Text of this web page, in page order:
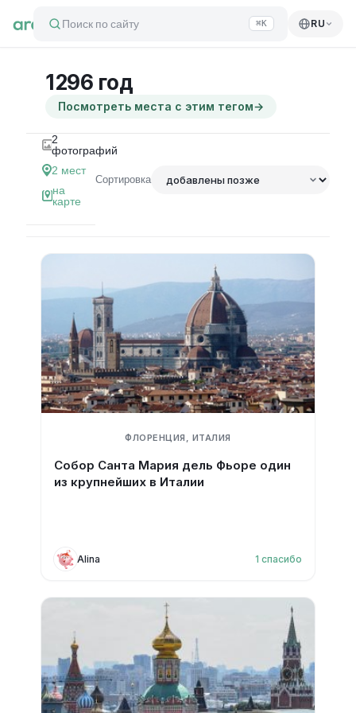
Поиск по сайту ⌘K RU
1296 год
Посмотреть места с этим тегом→
2
фотографий
2 мест
на
карте
Сортировка
ФЛОРЕНЦИЯ, ИТАЛИЯ
Собор Санта Мария дель Фьоре один
из крупнейших в Италии
Alina 1 спасибо